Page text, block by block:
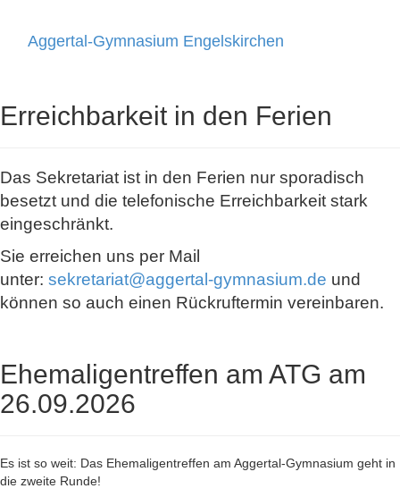
Aggertal-Gymnasium Engelskirchen
Erreichbarkeit in den Ferien
Das Sekretariat ist in den Ferien nur sporadisch
besetzt und die telefonische Erreichbarkeit stark
eingeschränkt.
Sie erreichen uns per Mail
unter: sekretariat@aggertal-gymnasium.de und
können so auch einen Rückruftermin vereinbaren.
Ehemaligentreffen am ATG am
26.09.2026
Es ist so weit: Das Ehemaligentreffen am Aggertal-Gymnasium geht in
die zweite Runde!